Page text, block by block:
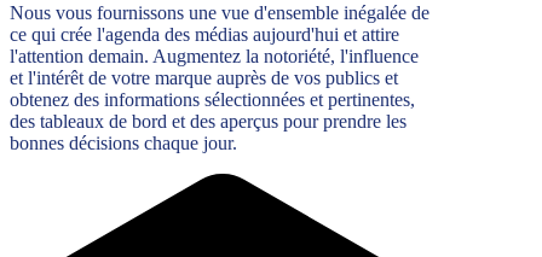
Nous vous fournissons une vue d'ensemble inégalée de
ce qui crée l'agenda des médias aujourd'hui et attire
l'attention demain. Augmentez la notoriété, l'influence
et l'intérêt de votre marque auprès de vos publics et
obtenez des informations sélectionnées et pertinentes,
des tableaux de bord et des aperçus pour prendre les
bonnes décisions chaque jour.